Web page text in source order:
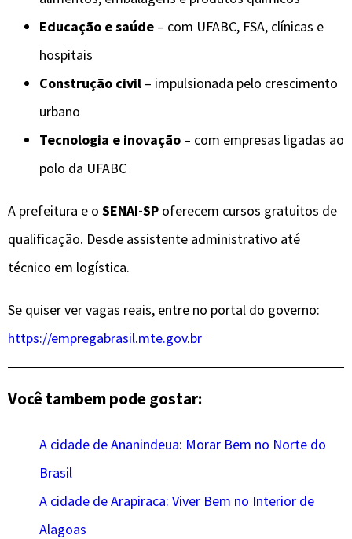
Educação e saúde – com UFABC, FSA, clínicas e
hospitais
Construção civil – impulsionada pelo crescimento
urbano
Tecnologia e inovação – com empresas ligadas ao
polo da UFABC
A prefeitura e o SENAI-SP oferecem cursos gratuitos de
qualificação. Desde assistente administrativo até
técnico em logística.
Se quiser ver vagas reais, entre no portal do governo:
https://empregabrasil.mte.gov.br
Você tambem pode gostar:
A cidade de Ananindeua: Morar Bem no Norte do
Brasil
A cidade de Arapiraca: Viver Bem no Interior de
Alagoas